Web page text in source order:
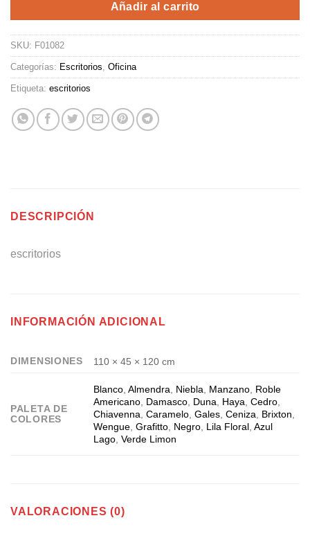
Añadir al carrito
SKU: F01082
Categorías: Escritorios, Oficina
Etiqueta: escritorios
DESCRIPCIÓN
escritorios
INFORMACIÓN ADICIONAL
DIMENSIONES 110 × 45 × 120 cm
PALETA DE
COLORES
Blanco ,Almendra Niebla Manzano Roble
Americano Damasco Duna Haya ,Cedro
Chiavenna ,Caramelo ,Gales ,Ceniza Brixton
Wengue ,Grafitto Negro Lila Floral ,Azul
Lago ,Verde Limon
VALORACIONES (0)